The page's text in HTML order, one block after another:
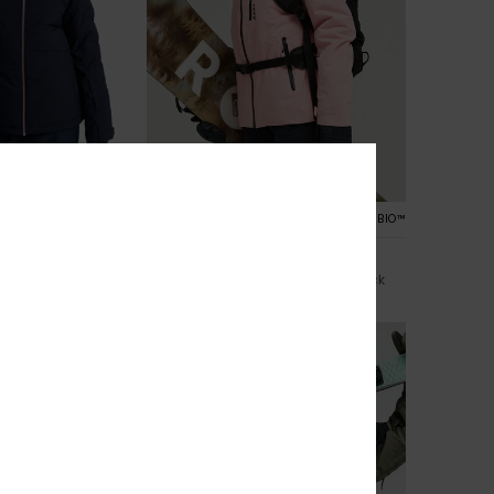
PRIMALOFT® BIO™
Dames Roze Technisch Snowjack